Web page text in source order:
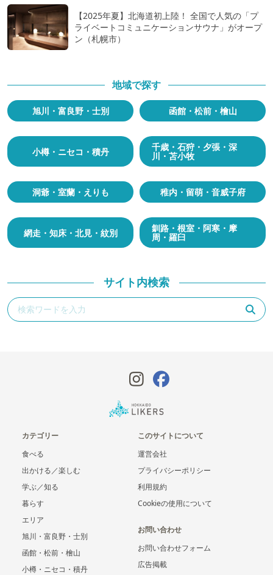
【2025年夏】北海道初上陸！ 全国で人気の「プ
ライベートコミュニケーションサウナ」がオープ
ン（札幌市）
地域で探す
旭川・富良野・士別 函館・松前・檜山
小樽・ニセコ・積丹 千歳・石狩・夕張・深
川・苫小牧
洞爺・室蘭・えりも 稚内・留萌・音威子府
網走・知床・北見・紋別 釧路・根室・阿寒・摩
周・羅臼
サイト内検索
カテゴリー
食べる
出かける／楽しむ
学ぶ／知る
暮らす
エリア
旭川・富良野・士別
函館・松前・檜山
小樽・ニセコ・積丹
このサイトについて
運営会社
プライバシーポリシー
利用規約
Cookieの使用について
お問い合わせ
お問い合わせフォーム
広告掲載